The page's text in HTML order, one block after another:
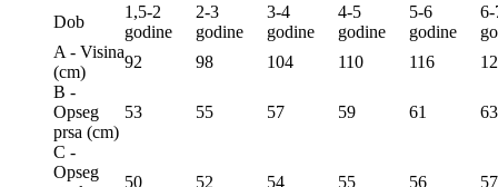
Dob
1,5-2
godine
2-3
godine
3-4
godine
4-5
godine
5-6
godine
6-
A - Visina
(сm)
92 98 104 110 116
B -
Opseg
prsa (сm)
53 55 57 59 61 63
C -
Opseg
50 52 54 55 56 57